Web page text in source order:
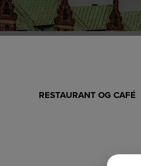
RESTAURANT OG CAFÉ